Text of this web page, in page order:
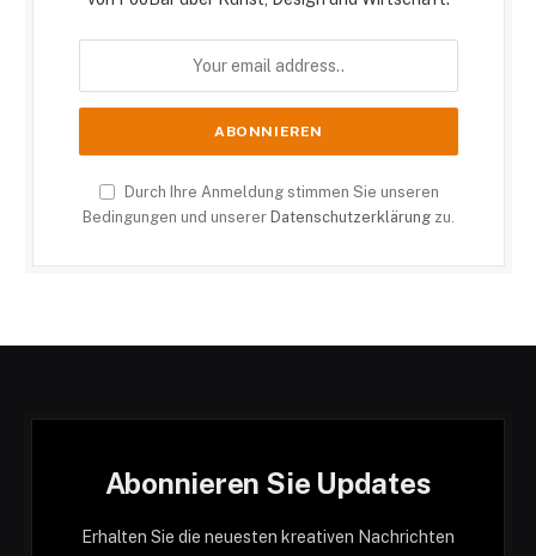
Durch Ihre Anmeldung stimmen Sie unseren
Bedingungen und unserer Datenschutzerklärung zu.
Abonnieren Sie Updates
Erhalten Sie die neuesten kreativen Nachrichten